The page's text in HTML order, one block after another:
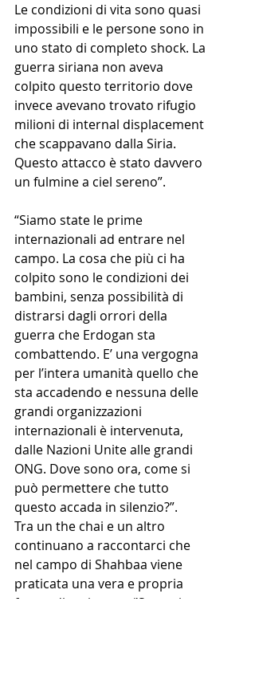
Le condizioni di vita sono quasi
impossibili e le persone sono in
uno stato di completo shock. La
guerra siriana non aveva
colpito questo territorio dove
invece avevano trovato rifugio
milioni di internal displacement
che scappavano dalla Siria.
Questo attacco è stato davvero
un fulmine a ciel sereno”.
“Siamo state le prime
internazionali ad entrare nel
campo. La cosa che più ci ha
colpito sono le condizioni dei
bambini, senza possibilità di
distrarsi dagli orrori della
guerra che Erdogan sta
combattendo. E’ una vergogna
per l’intera umanità quello che
sta accadendo e nessuna delle
grandi organizzazioni
internazionali è intervenuta,
dalle Nazioni Unite alle grandi
ONG. Dove sono ora, come si
può permettere che tutto
questo accada in silenzio?”.
Tra un the chai e un altro
continuano a raccontarci che
nel campo di Shahbaa viene
praticata una vera e propria
forma di resistenza ‘’Sono circa